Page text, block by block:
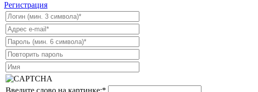
Регистрация
Введите слово на картинке:*